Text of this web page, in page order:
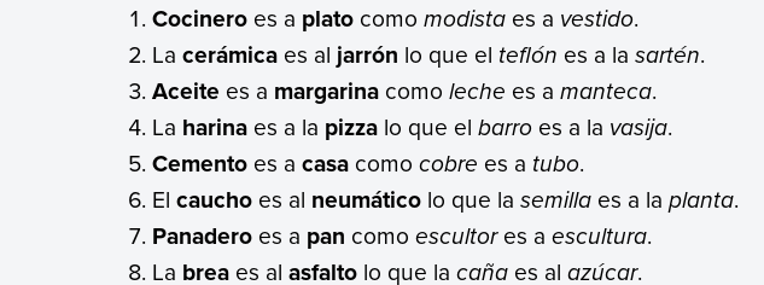
Cocinero es a plato comomodista es a vestido.
Lacerámica es al jarrón lo que el teflón es a lasartén.
Aceite es a margarina comoleche es amanteca.
La harina es a la pizza lo que elbarro es a la vasija.
Cemento es acasa comocobre es a tubo.
Elcaucho es al neumático lo que lasemilla es a laplanta.
Panadero es a pan comoescultores aescultura.
La brea es alasfalto lo que lacaña es alazúcar.